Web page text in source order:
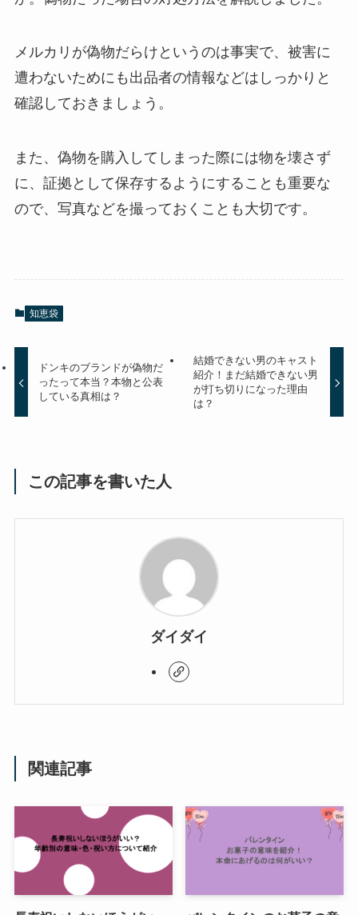
メルカリが偽物だらけというのは事実で、被害に
遭わないためにも出品者の情報などはしっかりと
確認しておきましょう。
また、偽物を購入してしまった際には物を壊さず
に、証拠として保存するようにすることも重要な
ので、写真などを撮っておくことも大切です。
知恵袋
ドンキのブランドが偽物だ
ったって本当？本物と公表
している真相は？
結婚できない男のキャスト
紹介！まだ結婚できない男
が打ち切りになった理由
は？
この記事を書いた人
ダイダイ
関連記事